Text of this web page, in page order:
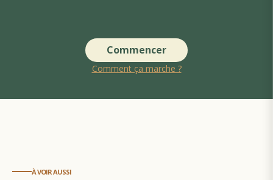
Commencer
Comment ça marche ?
À VOIR AUSSI